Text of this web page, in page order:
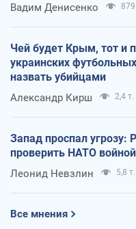
Вадим Денисенко 879
Чей будет Крым, тот и
украинских
назвать убийцами
Александр Кирш 2,4 т.
Запад проспал угрозу:
проверить НАТО войной
Леонид Невзлин 5,8 т.
Все мнения